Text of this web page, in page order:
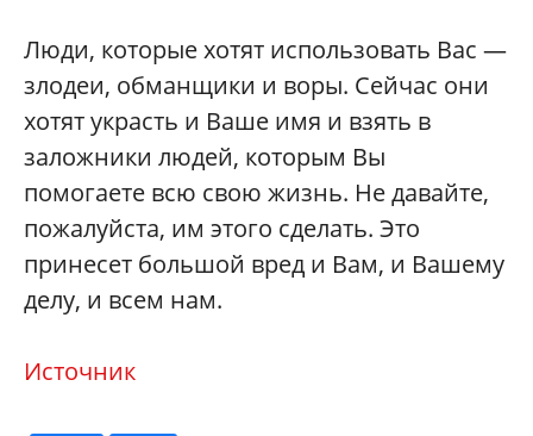
Люди, которые хотят использовать Вас —
злодеи, обманщики и воры. Сейчас они
хотят украсть и Ваше имя и взять в
заложники людей, которым Вы
помогаете всю свою жизнь. Не давайте,
пожалуйста, им этого сделать. Это
принесет большой вред и Вам, и Вашему
делу, и всем нам.
Источник